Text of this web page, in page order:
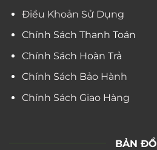
Điều Khoản Sử Dụng
Chính Sách Thanh Toán
Chính Sách Hoàn Trả
Chính Sách Bảo Hành
Chính Sách Giao Hàng
BẢN ĐỒ